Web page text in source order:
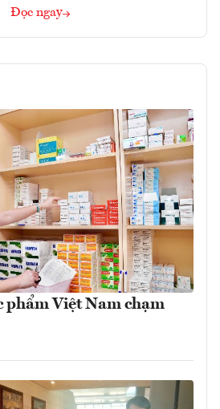
Đọc ngay
phẩm Việt Nam chạm